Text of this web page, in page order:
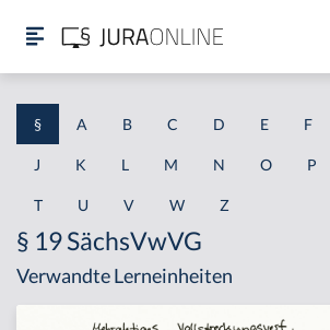
§ A B C D E F
J K L M N O P
T U V W Z
§ 19 SächsVwVG
Verwandte Lerneinheiten